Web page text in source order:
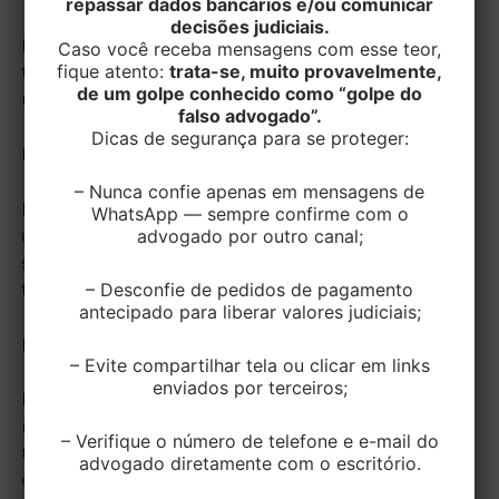
Pactuação da forma de cumprimento da jornada de
trabalho, desde que não ultrapasse as atuais 220 horas
mensais.
Parcelamento das férias
Poderá ser parcelada em até três vezes, sendo que
uma das frações não pode ser inferior a duas
semanas. O pagamento das férias é proporcional ao
tempo gozado pelo trabalhador.
Participação nos Lucros e Resultados (PLR)
Pagamento da Participação nos Lucros e Resultados
(PLR) quando a empresa divulgar seus balancetes
trimestrais ou no limite dos prazos estipulados em lei,
desde que seja feito em pelo menos duas parcelas.
decisões judiciais.
Caso você receba mensagens com esse teor,
fique atento: trata-se, muito provavelmente,
de um golpe conhecido como “golpe do
falso advogado”.
Dicas de segurança para se proteger:
– Nunca confie apenas em mensagens de
WhatsApp — sempre confirme com o
advogado por outro canal;
– Desconfie de pedidos de pagamento
antecipado para liberar valores judiciais;
– Evite compartilhar tela ou clicar em links
enviados por terceiros;
– Verifique o número de telefone e e-mail do
advogado diretamente com o escritório.